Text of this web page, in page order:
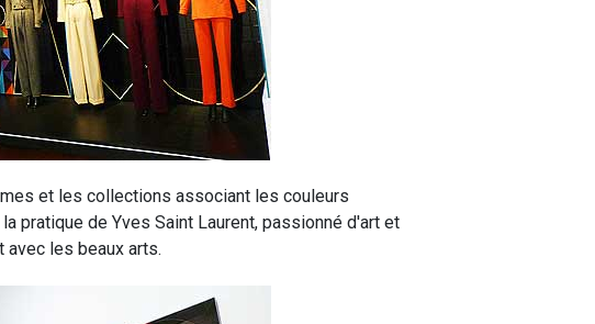
et les collections associant les couleurs
pratique de Yves Saint Laurent, passionné d'art et
avec les beaux arts.